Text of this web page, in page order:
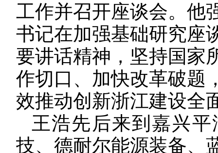
工作并召开座谈会。他
书记在加强基础研究座
要讲话精神，坚持国家
作切口、加快改革破题
效推动创新浙江建设全
王浩先后来到嘉兴
技、德耐尔能源装备、